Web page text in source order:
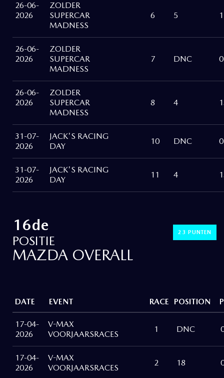
26-06-
2026
ZOLDER
SUPERCAR
MADNESS
6 5
26-06-
2026
ZOLDER
SUPERCAR
MADNESS
7 DNC 0
26-06-
2026
ZOLDER
SUPERCAR
MADNESS
8 4
31-07-
2026
JACK'S RACING
DAY
10 DNC 0
31-07-
2026
JACK'S RACING
DAY
11 4
16de
POSITIE
MAZDA OVERALL
23 PUNTEN
DATE EVENT RACE POSITION
17-04-
2026
V-MAX
VOORJAARSRACES
1 DNC
17-04-
2026
V-MAX
VOORJAARSRACES
2 18